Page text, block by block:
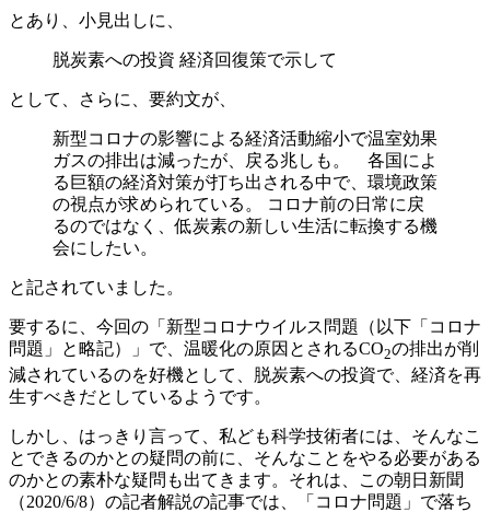
とあり、小見出しに、
脱炭素への投資 経済回復策で示して
として、さらに、要約文が、
新型コロナの影響による経済活動縮小で温室効果
ガスの排出は減ったが、戻る兆しも。 各国によ
る巨額の経済対策が打ち出される中で、環境政策
の視点が求められている。 コロナ前の日常に戻
るのではなく、低炭素の新しい生活に転換する機
会にしたい。
と記されていました。
要するに、今回の「新型コロナウイルス問題（以下「コロナ
問題」と略記）」で、温暖化の原因とされるCO2の排出が削
減されているのを好機として、脱炭素への投資で、経済を再
生すべきだとしているようです。
しかし、はっきり言って、私ども科学技術者には、そんなこ
とできるのかとの疑問の前に、そんなことをやる必要がある
のかとの素朴な疑問も出てきます。それは、この朝日新聞
（2020/6/8）の記者解説の記事では、「コロナ問題」で落ち